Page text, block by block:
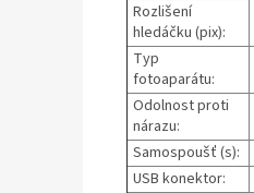
Rozlišení
hledáčku (pix):
Typ
fotoaparátu:
Odolnost proti
nárazu:
Samospoušť (s):
USB konektor: